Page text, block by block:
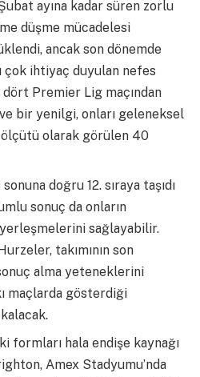
ayına kadar süren zorlu
düşme mücadelesi
ancak son dönemde
çok ihtiyaç duyulan nefes
dört Premier Lig maçından
bir yenilgi, onları geleneksel
ölçütü olarak görülen 40
doğru 12. sıraya taşıdı
sonuç da onların
yerleşmelerini sağlayabilir.
takımının son
alma yeteneklerini
maçlarda gösterdiği
formları hala endişe kaynağı
Amex Stadyumu’nda